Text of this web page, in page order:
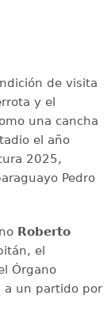
de visita
y el
una cancha
el año
2025,
Pedro
Roberto
el
Órgano
a un partido por